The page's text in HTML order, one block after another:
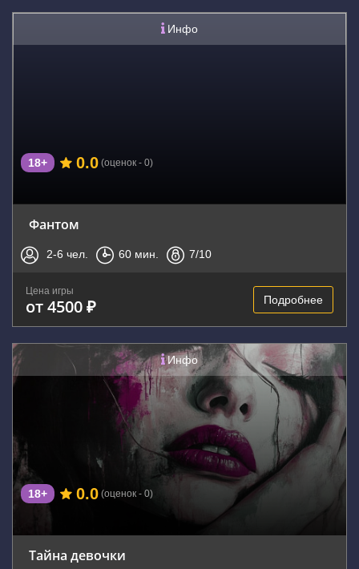
Инфо
18+ 0.0 (оценок - 0)
Фантом
2-6 чел. 60 мин. 7/10
Цена игры
от 4500 ₽ Подробнее
Инфо
18+ 0.0 (оценок - 0)
Тайна девочки